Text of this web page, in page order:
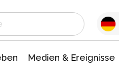
Medien & Ereignisse